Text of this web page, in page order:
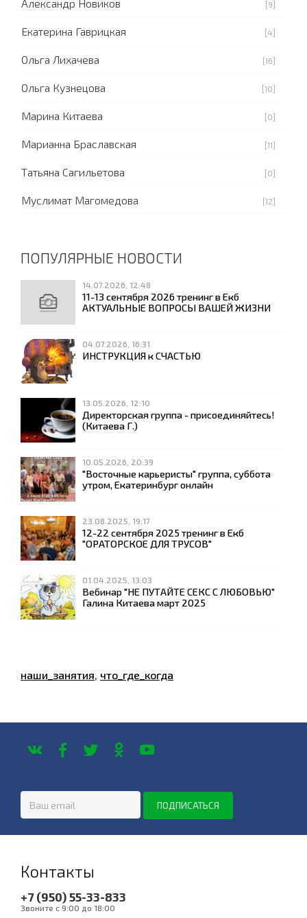
Александр Новиков [9]
Екатерина Гаврицкая [4]
Ольга Лихачева [16]
Ольга Кузнецова [10]
Марина Китаева [0]
Марианна Браславская [11]
Татьяна Сагильетова [0]
Муслимат Магомедова [12]
ПОПУЛЯРНЫЕ НОВОСТИ
14.07.2026, 12:48
11-13 сентября 2026 тренинг в Екб
АКТУАЛЬНЫЕ ВОПРОСЫ ВАШЕЙ ЖИЗНИ
04.07.2026, 16:31
ИНСТРУКЦИЯ к СЧАСТЬЮ
13.05.2026, 12:10
Директорская группа - присоединяйтесь!
(Китаева Г.)
10.05.2026, 20:39
"Восточные карьеристы" группа, суббота
утром, Екатеринбург онлайн
23.08.2025, 19:17
12-22 сентября 2025 тренинг в Екб
"ОРАТОРСКОЕ ДЛЯ ТРУСОВ"
01.04.2025, 13:03
Вебинар "НЕ ПУТАЙТЕ СЕКС С ЛЮБОВЬЮ"
Галина Китаева март 2025
наши_занятия, что_где_когда
Контакты
+7 (950) 55-33-833
Звоните с 9:00 до 18:00